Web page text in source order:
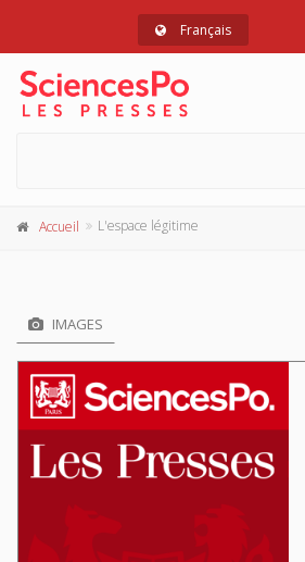
Français
Accueil L'espace légitime
IMAGES